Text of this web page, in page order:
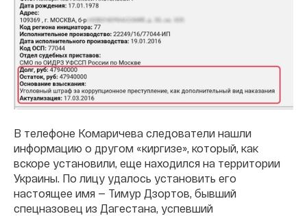
В телефоне Комаричева следователи нашли
информацию о другом «киргизе», который, как
вскоре установили, еще находился на территории
Украины. По лицу удалось установить его
настоящее имя — Тимур Дзортов, бывший
спецназовец из Дагестана, успевший